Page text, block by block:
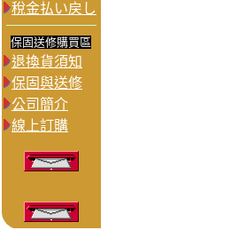
稅金払い戻し
保固送修購買區
退換貨須知
保固與送修
公司簡介
線上訂購